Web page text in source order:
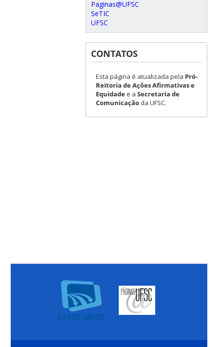
Paginas@UFSC
SeTIC
UFSC
CONTATOS
Esta página é atualizada pela Pró-
Reitoria de Ações Afirmativas e
Equidadee a Secretaria de
Comunicaçãoda UFSC.